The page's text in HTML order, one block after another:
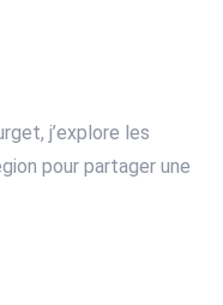
j’explore les
pour partager une